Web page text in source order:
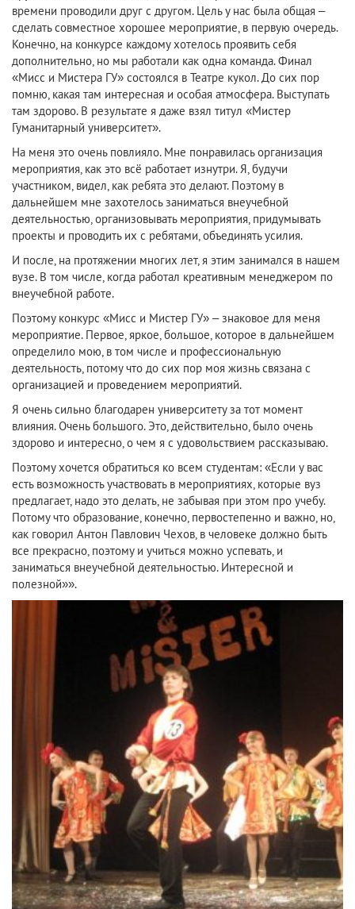
времени проводили друг с другом. Цель у нас была общая –
сделать совместное хорошее мероприятие, в первую очередь.
Конечно, на конкурсе каждому хотелось проявить себя
дополнительно, но мы работали как одна команда. Финал
«Мисс и Мистера ГУ» состоялся в Театре кукол. До сих пор
помню, какая там интересная и особая атмосфера. Выступать
там здорово. В результате я даже взял титул «Мистер
Гуманитарный университет».
На меня это очень повлияло. Мне понравилась организация
мероприятия, как это всё работает изнутри. Я, будучи
участником, видел, как ребята это делают. Поэтому в
дальнейшем мне захотелось заниматься внеучебной
деятельностью, организовывать мероприятия, придумывать
проекты и проводить их с ребятами, объединять усилия.
И после, на протяжении многих лет, я этим занимался в нашем
вузе. В том числе, когда работал креативным менеджером по
внеучебной работе.
Поэтому конкурс «Мисс и Мистер ГУ» – знаковое для меня
мероприятие. Первое, яркое, большое, которое в дальнейшем
определило мою, в том числе и профессиональную
деятельность, потому что до сих пор моя жизнь связана с
организацией и проведением мероприятий.
Я очень сильно благодарен университету за тот момент
влияния. Очень большого. Это, действительно, было очень
здорово и интересно, о чем я с удовольствием рассказываю.
Поэтому хочется обратиться ко всем студентам: «Если у вас
есть возможность участвовать в мероприятиях, которые вуз
предлагает, надо это делать, не забывая при этом про учебу.
Потому что образование, конечно, первостепенно и важно, но,
как говорил Антон Павлович Чехов, в человеке должно быть
все прекрасно, поэтому и учиться можно успевать, и
заниматься внеучебной деятельностью. Интересной и
полезной»».